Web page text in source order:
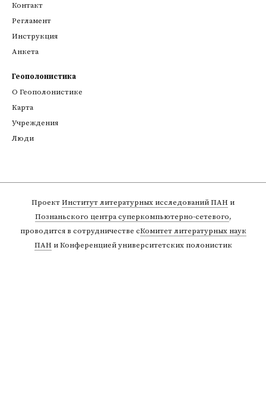
Контакт
Регламент
Инструкция
Анкета
Геополонистика
О Геополонистике
Kарта
Учреждения
Люди
ПроектИнститут литературных исследований ПАН и
Познаньского центра суперкомпьютерно-сетевого,
проводится в сотрудничестве сКомитет литературных наук
ПАНи Конференцией университетских полонистик